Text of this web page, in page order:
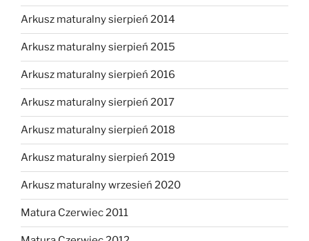
Arkusz maturalny sierpień 2014
Arkusz maturalny sierpień 2015
Arkusz maturalny sierpień 2016
Arkusz maturalny sierpień 2017
Arkusz maturalny sierpień 2018
Arkusz maturalny sierpień 2019
Arkusz maturalny wrzesień 2020
Matura Czerwiec 2011